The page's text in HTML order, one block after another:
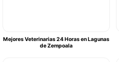
Mejores Veterinarias 24 Horas en Lagunas
de Zempoala